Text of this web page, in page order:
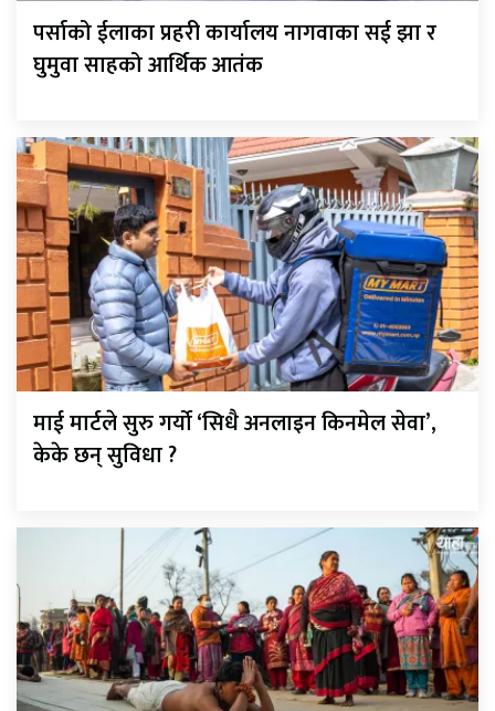
पर्साको ईलाका प्रहरी कार्यालय नागवाका सई झा र
घुमुवा साहको आर्थिक आतंक
माई मार्टले सुरु गर्यो ‘सिधै अनलाइन किनमेल सेवा’,
केके छन् सुविधा ?